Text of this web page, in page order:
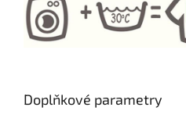
Doplňkové parametry